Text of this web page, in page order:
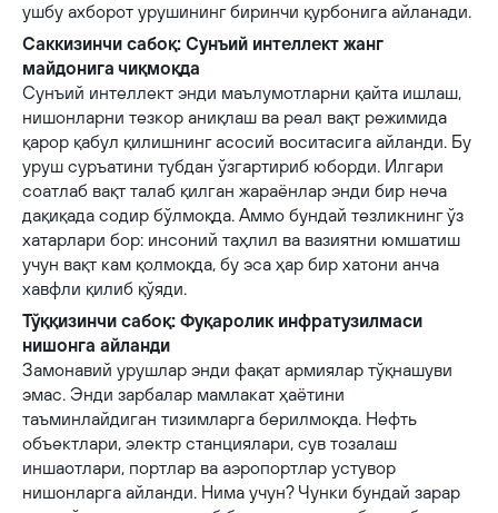
ушбу ахборот урушининг биринчи қурбонига айланади.
Саккизинчи сабоқ: Сунъий интеллект жанг
майдонига чиқмоқда
Сунъий интеллект энди маълумотларни қайта ишлаш,
нишонларни тезкор аниқлаш ва реал вақт режимида
қарор қабул қилишнинг асосий воситасига айланди. Бу
уруш суръатини тубдан ўзгартириб юборди. Илгари
соатлаб вақт талаб қилган жараёнлар энди бир неча
дақиқада содир бўлмоқда. Аммо бундай тезликнинг ўз
хатарлари бор: инсоний таҳлил ва вазиятни юмшатиш
учун вақт кам қолмоқда, бу эса ҳар бир хатони анча
хавфли қилиб қўяди.
Тўққизинчи сабоқ: Фуқаролик инфратузилмаси
нишонга айланди
Замонавий урушлар энди фақат армиялар тўқнашуви
эмас. Энди зарбалар мамлакат ҳаётини
таъминлайдиган тизимларга берилмоқда. Нефть
объектлари, электр станциялари, сув тозалаш
иншаотлари, портлар ва аэропортлар устувор
нишонларга айланди. Нима учун? Чунки бундай зарар